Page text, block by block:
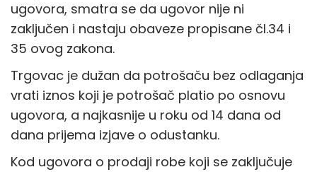
ugovora, smatra se da ugovor nije ni
zaključen i nastaju obaveze propisane čl.34 i
35 ovog zakona.
Trgovac je dužan da potrošaču bez odlaganja
vrati iznos koji je potrošač platio po osnovu
ugovora, a najkasnije u roku od 14 dana od
dana prijema izjave o odustanku.
Kod ugovora o prodaji robe koji se zaključuje